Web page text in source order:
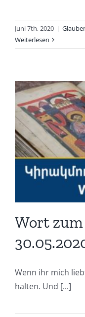
Juni 7th, 2020 |
Weiterlesen
Wort
Wenn ihr mich
halten. Und [...]